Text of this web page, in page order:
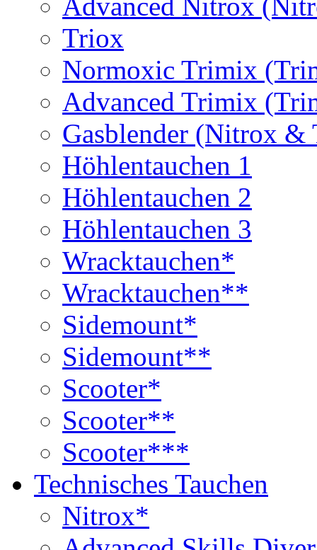
Triox
Normoxic Trimix
Advanced Trimix
Gasblender (Nitrox
Höhlentauchen 1
Höhlentauchen 2
Höhlentauchen 3
Wracktauchen*
Wracktauchen**
Sidemount*
Sidemount**
Scooter*
Scooter**
Scooter***
Technisches Tauchen
Nitrox*